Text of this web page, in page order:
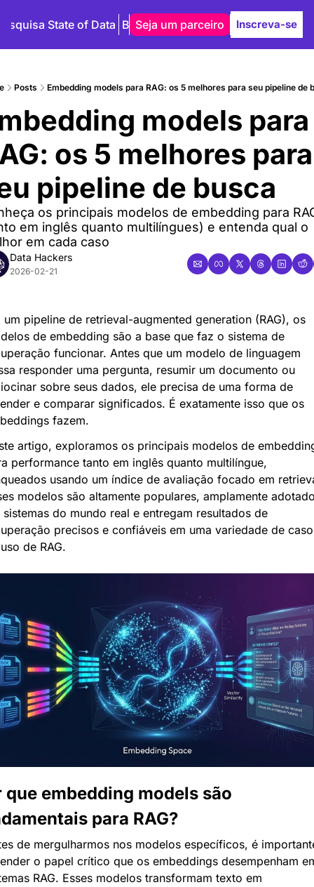
State of Data Blog Autores
Seja um parceiro Inscreva-se
Posts Embedding models para RAG: os 5 melhores para seu pipeline de
models para
os 5 melhores para
pipeline de busca
os principais modelos de embedding para
em inglês quanto multilíngues) e entenda qual o
em cada caso
Data Hackers
2026-02-21
um pipeline de retrieval-augmented generation (RAG), os
de embedding são a base que faz o sistema de
funcionar. Antes que um modelo de linguagem
responder uma pergunta, resumir um documento ou
sobre seus dados, ele precisa de uma forma de
e comparar significados. É exatamente isso que os
fazem.
artigo, exploramos os principais modelos de
performance tanto em inglês quanto multilíngue,
usando um índice de avaliação focado em
modelos são altamente populares, amplamente
sistemas do mundo real e entregam resultados de
precisos e confiáveis em uma variedade de
de RAG.
que embedding models são
para RAG?
de mergulharmos nos modelos específicos, é
o papel crítico que os embeddings desempenham
RAG. Esses modelos transformam texto em